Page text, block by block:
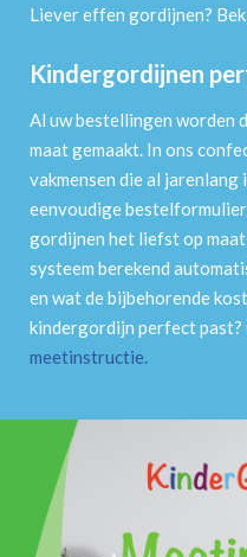
Liever effen gordijnen?
Kindergordijnen
Al uw bestellingen worden
maat gemaakt. In ons
vakmensen die al
eenvoudige
gordijnen het liefst op
systeem berekend
en wat de bijbehorende
kindergordijn perfect past?
meetinstructie.